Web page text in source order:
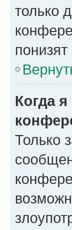
только
Когда
Только